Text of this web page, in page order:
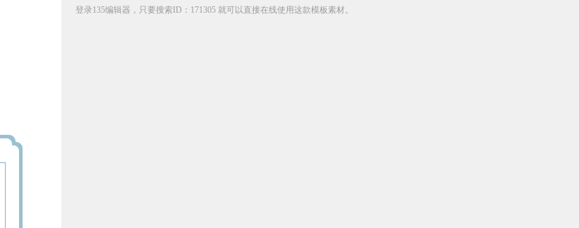
登录135编辑器，只要搜索ID：171305 就可以直接在线使用这款模板素材。